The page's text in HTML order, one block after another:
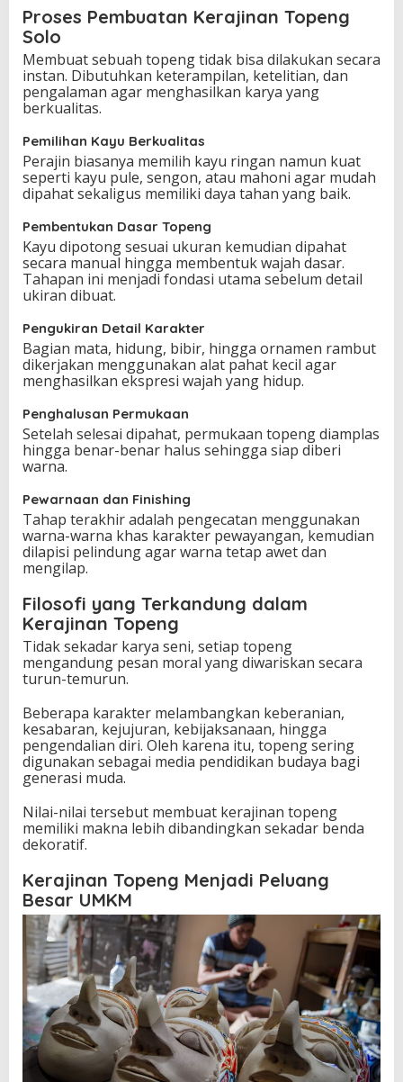
Proses Pembuatan Kerajinan Topeng
Solo
Membuat sebuah topeng tidak bisa dilakukan secara
instan. Dibutuhkan keterampilan, ketelitian, dan
pengalaman agar menghasilkan karya yang
berkualitas.
Pemilihan Kayu Berkualitas
Perajin biasanya memilih kayu ringan namun kuat
seperti kayu pule, sengon, atau mahoni agar mudah
dipahat sekaligus memiliki daya tahan yang baik.
Pembentukan Dasar Topeng
Kayu dipotong sesuai ukuran kemudian dipahat
secara manual hingga membentuk wajah dasar.
Tahapan ini menjadi fondasi utama sebelum detail
ukiran dibuat.
Pengukiran Detail Karakter
Bagian mata, hidung, bibir, hingga ornamen rambut
dikerjakan menggunakan alat pahat kecil agar
menghasilkan ekspresi wajah yang hidup.
Penghalusan Permukaan
Setelah selesai dipahat, permukaan topeng diamplas
hingga benar-benar halus sehingga siap diberi
warna.
Pewarnaan dan Finishing
Tahap terakhir adalah pengecatan menggunakan
warna-warna khas karakter pewayangan, kemudian
dilapisi pelindung agar warna tetap awet dan
mengilap.
Filosofi yang Terkandung dalam
Kerajinan Topeng
Tidak sekadar karya seni, setiap topeng
mengandung pesan moral yang diwariskan secara
turun-temurun.
Beberapa karakter melambangkan keberanian,
kesabaran, kejujuran, kebijaksanaan, hingga
pengendalian diri. Oleh karena itu, topeng sering
digunakan sebagai media pendidikan budaya bagi
generasi muda.
Nilai-nilai tersebut membuat kerajinan topeng
memiliki makna lebih dibandingkan sekadar benda
dekoratif.
Kerajinan Topeng Menjadi Peluang
Besar UMKM